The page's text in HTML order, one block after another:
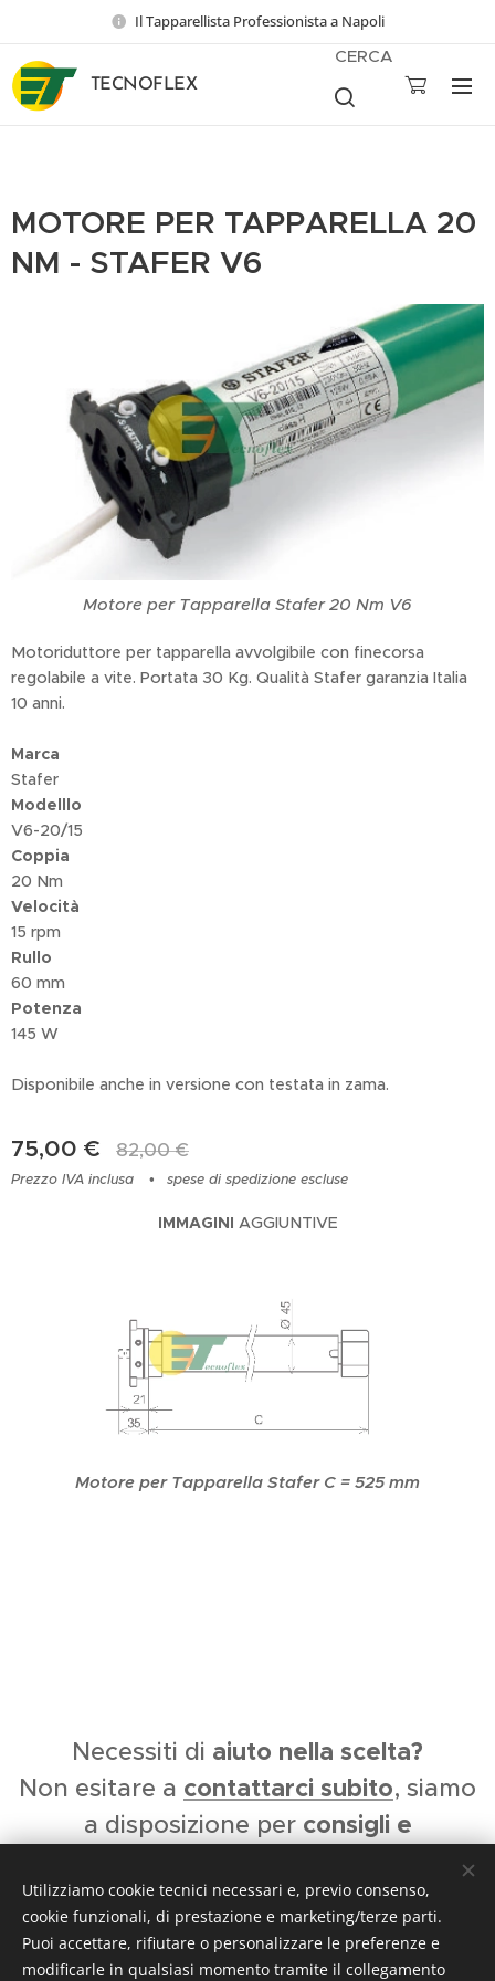
Il Tapparellista Professionista a Napoli
TECNOFLEX
CERCA
MOTORE PER TAPPARELLA 20
NM - STAFER V6
Motore per Tapparella Stafer 20 Nm V6
Motoriduttore per tapparella avvolgibile con finecorsa
regolabile a vite. Portata 30 Kg. Qualità Stafer garanzia Italia
10 anni.
Marca
Stafer
Modelllo
V6-20/15
Coppia
20 Nm
Velocità
15 rpm
Rullo
60 mm
Potenza
145 W
Disponibile anche in versione con testata in zama.
75,00 € 82,00€
Prezzo IVA inclusa spese di spedizione escluse
IMMAGINI AGGIUNTIVE
Motore per Tapparella Stafer C = 525 mm
Necessiti di aiuto nella scelta?
Non esitare a contattarci subito, siamo
a disposizione per consigli e
Tecnoflex S.a.s. di Palladino Domenico -
Via
Vittorio Veneto 9 - 80145 (NA)
- 0815434477
Utilizziamo cookie tecnici necessari e, previo consenso,
cookie funzionali, di prestazione e marketing/terze parti.
Puoi accettare, rifiutare o personalizzare le preferenze e
modificarle in qualsiasi momento tramite il collegamento